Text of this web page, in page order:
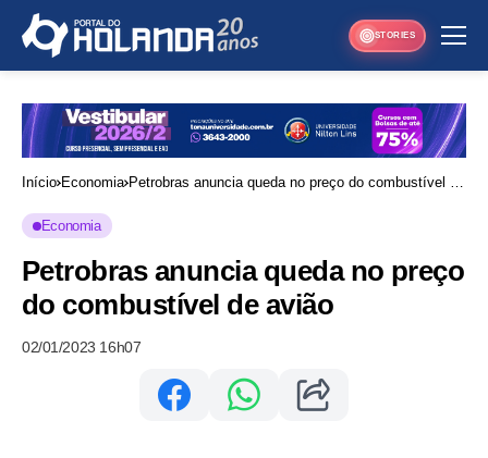
STORIES
Início Economia Petrobras anuncia queda no preço do combustível de
Economia
Petrobras anuncia queda no preço
do combustível de avião
02/01/2023 16h07